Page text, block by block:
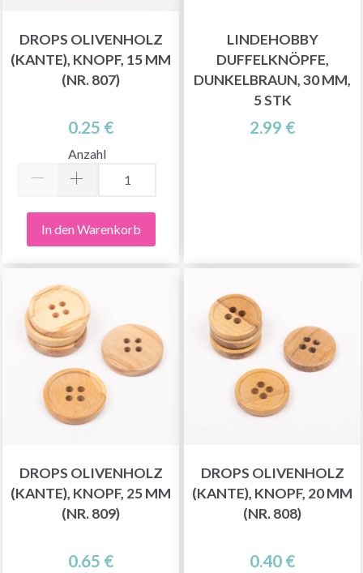
DROPS OLIVENHOLZ
(KANTE), KNOPF, 15 MM
(NR. 807)
0.25 €
Anzahl
In den Warenkorb
LINDEHOBBY
DUFFELKNÖPFE,
DUNKELBRAUN, 30 MM,
5 STK
2.99 €
DROPS OLIVENHOLZ
(KANTE), KNOPF, 25 MM
(NR. 809)
0.65 €
DROPS OLIVENHOLZ
(KANTE), KNOPF, 20 MM
(NR. 808)
0.40 €